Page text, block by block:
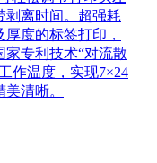
剥离时间。超强耗
度的标签打印，
专利技术“对流散
作温度，实现7×24
清晰。